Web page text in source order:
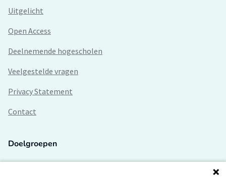
Uitgelicht
Open Access
Deelnemende hogescholen
Veelgestelde vragen
Privacy Statement
Contact
Doelgroepen